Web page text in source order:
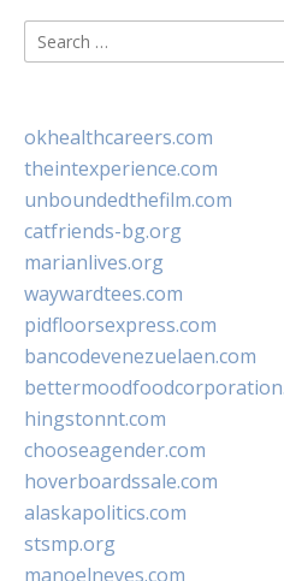
Search
for:
okhealthcareers.com
theintexperience.com
unboundedthefilm.com
catfriends-bg.org
marianlives.org
waywardtees.com
pidfloorsexpress.com
bancodevenezuelaen.com
hingstonnt.com
chooseagender.com
hoverboardssale.com
alaskapolitics.com
stsmp.org
manoelneves.com